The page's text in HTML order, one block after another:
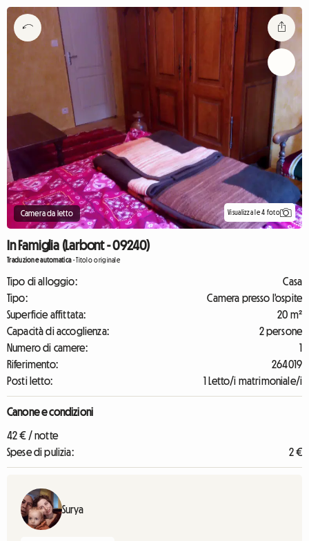
Camera da letto Visualizza le 4 foto
In Famiglia (Larbont - 09240)
Traduzione automatica-Titolo originale
Tipo di alloggio:
Casa
Tipo:
Camera presso l'ospite
Superficie affittata:
20 m²
Capacità di accoglienza:
2 persone
Numero di camere:
1
Riferimento:
264019
Posti letto:
1 Letto/i matrimoniale/i
Canone e condizioni
42 € / notte
Spese di pulizia:
2 €
Surya